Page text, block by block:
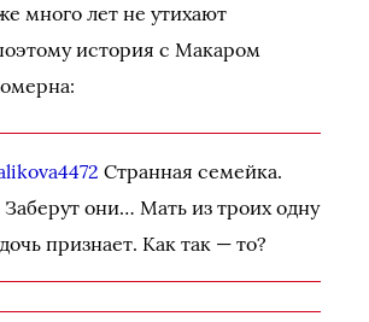
много лет не утихают
история с Макаром
Странная семейка.
они… Мать из троих одну
признает. Как так — то?